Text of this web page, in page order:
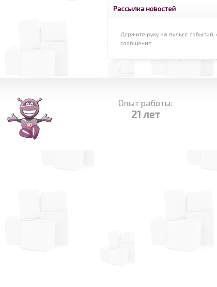
Рассылка новостей
Держите руку на пульсе
сообщения.
Опыт работы:
21 лет